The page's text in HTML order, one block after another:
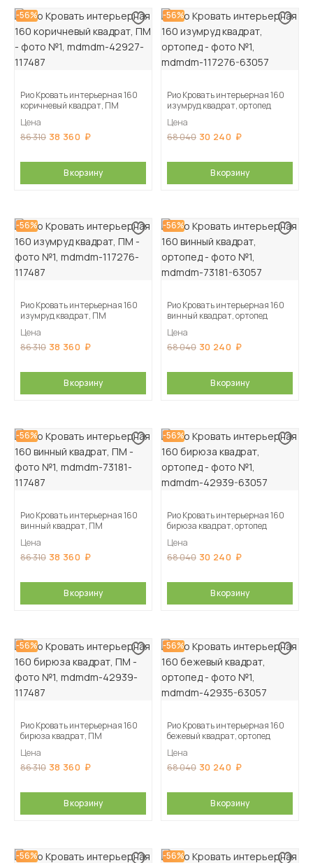
-56%
Рио Кровать интерьерная 160
коричневый квадрат, ПМ
Цена
86 310 38 360
В корзину
-56%
Рио Кровать интерьерная 160
изумруд квадрат, ортопед
Цена
68 040 30 240
В корзину
-56%
Рио Кровать интерьерная 160
изумруд квадрат, ПМ
Цена
86 310 38 360
В корзину
-56%
Рио Кровать интерьерная 160
винный квадрат, ортопед
Цена
68 040 30 240
В корзину
-56%
Рио Кровать интерьерная 160
винный квадрат, ПМ
Цена
86 310 38 360
В корзину
-56%
Рио Кровать интерьерная 160
бирюза квадрат, ортопед
Цена
68 040 30 240
В корзину
-56%
Рио Кровать интерьерная 160
бирюза квадрат, ПМ
Цена
86 310 38 360
В корзину
-56%
Рио Кровать интерьерная 160
бежевый квадрат, ортопед
Цена
68 040 30 240
В корзину
-56% -56%